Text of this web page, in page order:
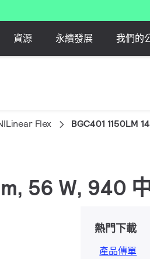
資源 永續發展 我們的
Flex BGC401 1150LM
56 W, 940
熱門下載
產品傳單